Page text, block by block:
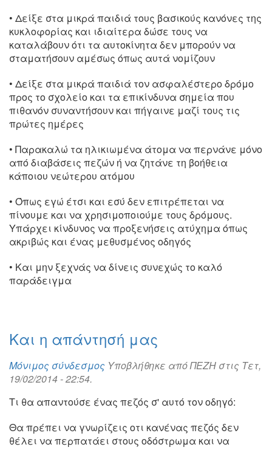
• Δείξε στα μικρά παιδιά τους βασικούς κανόνες της
κυκλοφορίας και ιδιαίτερα δώσε τους να
καταλάβουν ότι τα αυτοκίνητα δεν μπορούν να
σταματήσουν αμέσως όπως αυτά νομίζουν
• Δείξε στα μικρά παιδιά τον ασφαλέστερο δρόμο
προς το σχολείο και τα επικίνδυνα σημεία που
πιθανόν συναντήσουν και πήγαινε μαζί τους τις
πρώτες ημέρες
• Παρακαλώ τα ηλικιωμένα άτομα να περνάνε μόνο
από διαβάσεις πεζών ή να ζητάνε τη βοήθεια
κάποιου νεώτερου ατόμου
• Όπως εγώ έτσι και εσύ δεν επιτρέπεται να
πίνουμε και να χρησιμοποιούμε τους δρόμους.
Υπάρχει κίνδυνος να προξενήσεις ατύχημα όπως
ακριβώς και ένας μεθυσμένος οδηγός
• Και μην ξεχνάς να δίνεις συνεχώς το καλό
παράδειγμα
Και η απάντησή μας
Μόνιμος σύνδεσμος Υποβλήθηκε απόΠΕΖΗ στις Τετ,
19/02/2014 - 22:54.
Τι θα απαντούσε ένας πεζός σ' αυτό τον οδηγό:
Θα πρέπει να γνωρίζεις οτι κανένας πεζός δεν
θέλει να περπατάει στους οδόστρωμα και να